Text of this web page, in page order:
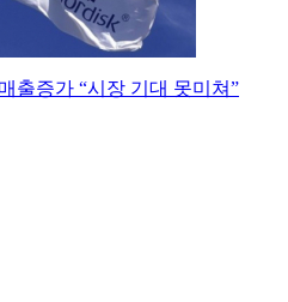
출증가 “시장 기대 못미쳐”